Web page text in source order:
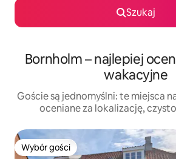
Szukaj
Bornholm – najlepiej
wakacyjne
Goście są jednomyślni: te miejsca
oceniane za lokalizację,
Wybór gości
Wybór gości